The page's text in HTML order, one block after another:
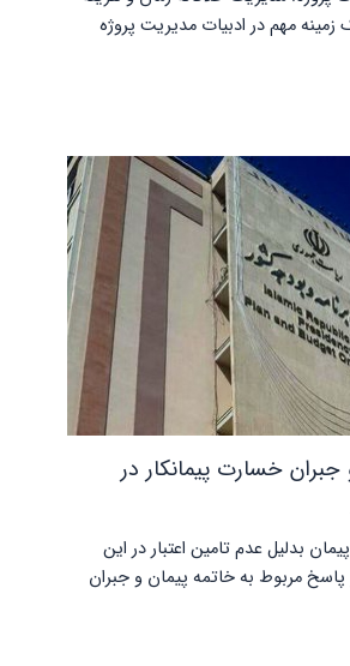
زمینه مهم در ادبیات مدیریت پروژه
خسارت پیمانکار در
بدلیل عدم تامین اعتبار در این
مربوط به خاتمه پیمان و جبران